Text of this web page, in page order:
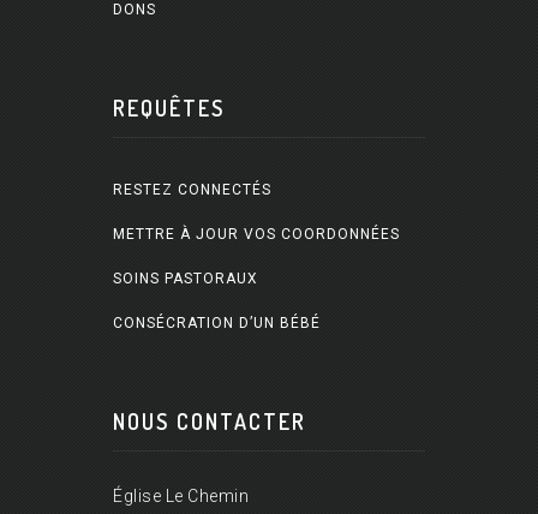
DONS
REQUÊTES
RESTEZ CONNECTÉS
METTRE À JOUR VOS COORDONNÉES
SOINS PASTORAUX
CONSÉCRATION D’UN BÉBÉ
NOUS CONTACTER
Église Le Chemin